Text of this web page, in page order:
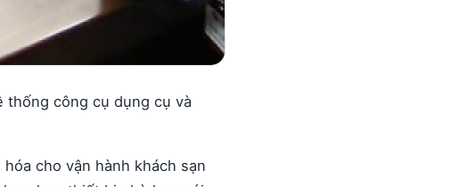
thống công cụ dụng cụ và
cho vận hành khách sạn